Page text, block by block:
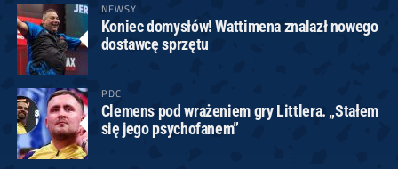
NEWSY
Koniec domysłów! Wattimena znalazł nowego
dostawcę sprzętu
PDC
Clemens pod wrażeniem gry Littlera. „Stałem
się jego psychofanem”